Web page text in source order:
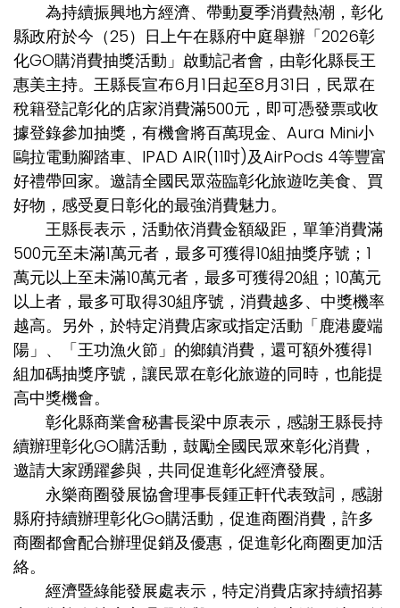
為持續振興地方經濟、帶動夏季消費熱潮，彰化
縣政府於今（25）日上午在縣府中庭舉辦「2026彰
化GO購消費抽獎活動」啟動記者會，由彰化縣長王
惠美主持。王縣長宣布6月1日起至8月31日，民眾在
稅籍登記彰化的店家消費滿500元，即可憑發票或收
據登錄參加抽獎，有機會將百萬現金、Aura Mini小
鷗拉電動腳踏車、IPAD AIR(11吋)及AirPods 4等豐富
好禮帶回家。邀請全國民眾蒞臨彰化旅遊吃美食、買
好物，感受夏日彰化的最強消費魅力。
王縣長表示，活動依消費金額級距，單筆消費滿
500元至未滿1萬元者，最多可獲得10組抽獎序號；1
萬元以上至未滿10萬元者，最多可獲得20組；10萬元
以上者，最多可取得30組序號，消費越多、中獎機率
越高。另外，於特定消費店家或指定活動「鹿港慶端
陽」、「王功漁火節」的鄉鎮消費，還可額外獲得1
組加碼抽獎序號，讓民眾在彰化旅遊的同時，也能提
高中獎機會。
彰化縣商業會秘書長梁中原表示，感謝王縣長持
續辦理彰化GO購活動，鼓勵全國民眾來彰化消費，
邀請大家踴躍參與，共同促進彰化經濟發展。
永樂商圈發展協會理事長鍾正軒代表致詞，感謝
縣府持續辦理彰化Go購活動，促進商圈消費，許多
商圈都會配合辦理促銷及優惠，促進彰化商圈更加活
絡。
經濟暨綠能發展處表示，特定消費店家持續招募